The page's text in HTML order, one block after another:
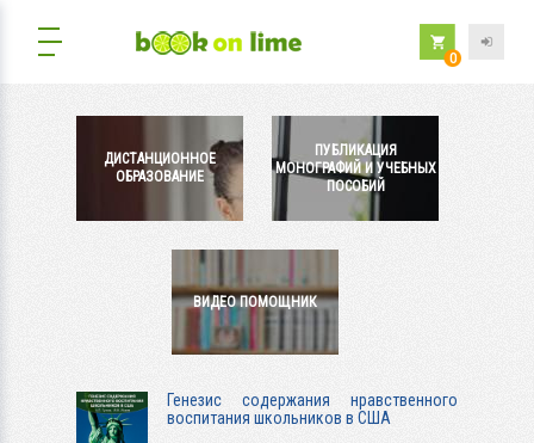
0
ДИСТАНЦИОННОЕ
ОБРАЗОВАНИЕ
ПУБЛИКАЦИЯ
МОНОГРАФИЙ И УЧЕБНЫХ
ПОСОБИЙ
ВИДЕО ПОМОЩНИК
Генезис содержания нравственного
воспитания школьников в США